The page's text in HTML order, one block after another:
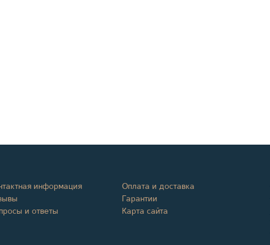
информация
и ответы
Оплата и доставка
Гарантии
Карта сайта